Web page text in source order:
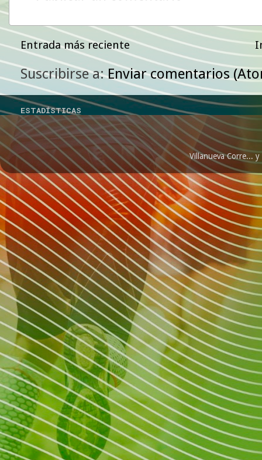
Entrada más reciente
Suscribirse a:Enviar comentarios
ESTADÍSTICAS
Villanueva Corre...